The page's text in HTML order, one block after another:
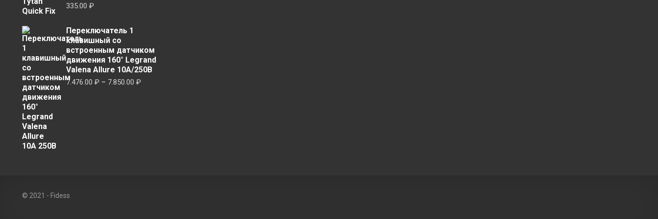
335.00 ₽
Переключатель 1
клавишный со
встроенным датчиком
движения 160° Legrand
Valena Allure 10А/250В
7.476.00 ₽ – 7.850.00 ₽Диапазон
© 2021 - Fidess